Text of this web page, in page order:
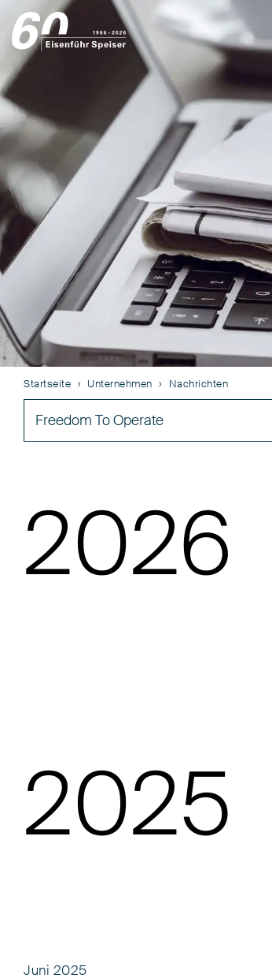
Startseite Unternehmen Nachrichten
Freedom To Operate
2026
2025
Juni 2025